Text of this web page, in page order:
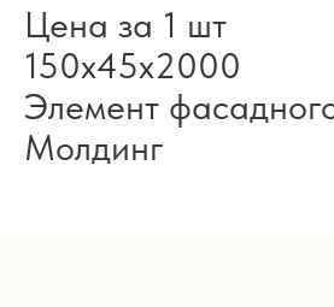
Цена за 1 шт
150х45х2000
Элемент
Молдинг